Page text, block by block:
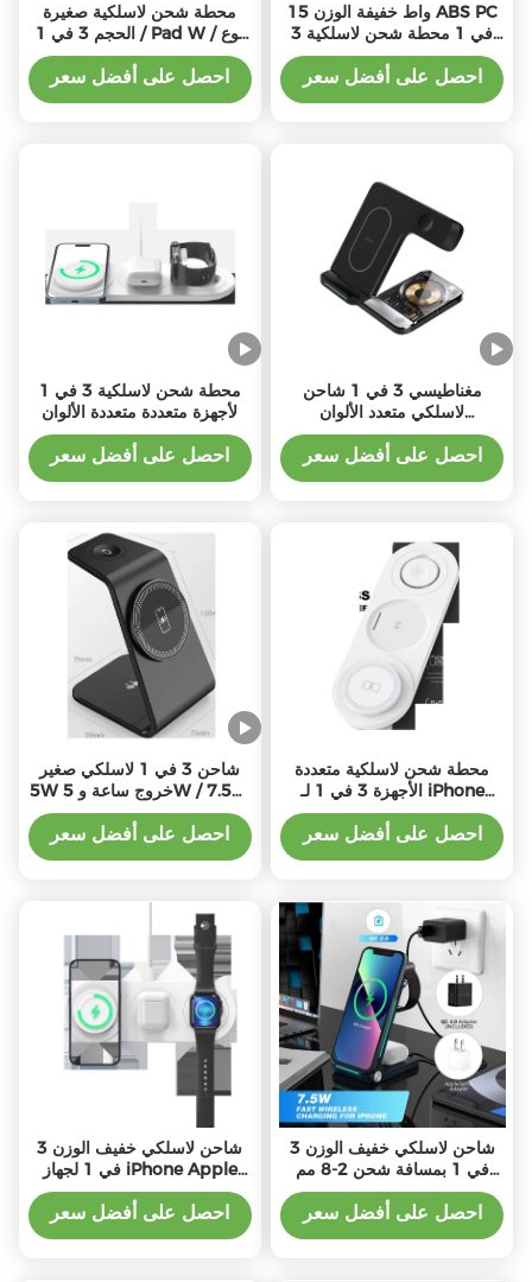
محطة شحن لاسلكية صغيرة
الحجم 3 في 1 / Pad W / نوع
كابل C
احصل على أفضل سعر
15 واط خفيفة الوزن ABS PC
3 في 1 محطة شحن لاسلكية
مع واجهة من النوع C
احصل على أفضل سعر
محطة شحن لاسلكية 3 في 1
لأجهزة متعددة متعددة الألوان
احصل على أفضل سعر
مغناطيسي 3 في 1 شاحن
لاسلكي متعدد الألوان
20000mah سعة عالية
احصل على أفضل سعر
شاحن 3 في 1 لاسلكي صغير
5W خروج ساعة و 5W / 7.5W
/ 10W / 15W خروج لاسلكي
احصل على أفضل سعر
محطة شحن لاسلكية متعددة
الأجهزة 3 في 1 لـ iPhone
Apple Watch AirPods مع
طاقة 10W / 7.5W / 5W نوعاحصل على أفضل سعر
شاحن لاسلكي خفيف الوزن 3
في 1 لجهاز iPhone Apple
Watch AirPods
احصل على أفضل سعر
شاحن لاسلكي خفيف الوزن 3
في 1 بمسافة شحن 2-8 مم
واجهة من النوع C
احصل على أفضل سعر